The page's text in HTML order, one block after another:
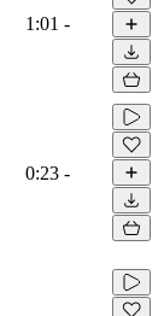
1:01 -
0:23 -